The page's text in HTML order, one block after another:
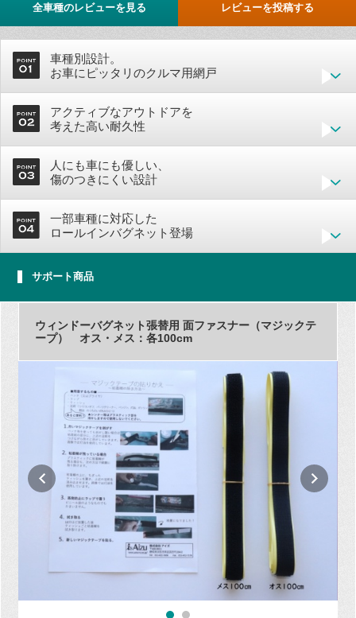
全車種のレビューを見る レビューを投稿する
車種別設計。
お車にピッタリのクルマ用網戸
アクティブなアウトドアを
考えた高い耐久性
人にも車にも優しい、
傷のつきにくい設計
一部車種に対応した
ロールインバグネット登場
サポート商品
ウィンドーバグネット張替用 面ファスナー（マジックテ
ープ） オス・メス：各100cm